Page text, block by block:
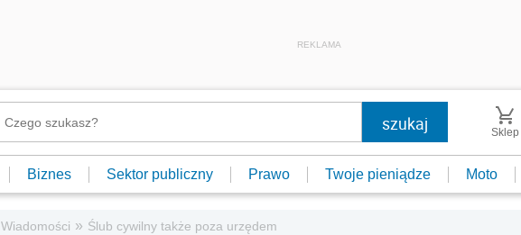
REKLAMA
Sklep
Biznes Sektor publiczny Prawo Twoje pieniądze Moto
Wiadomości » Ślub cywilny także poza urzędem